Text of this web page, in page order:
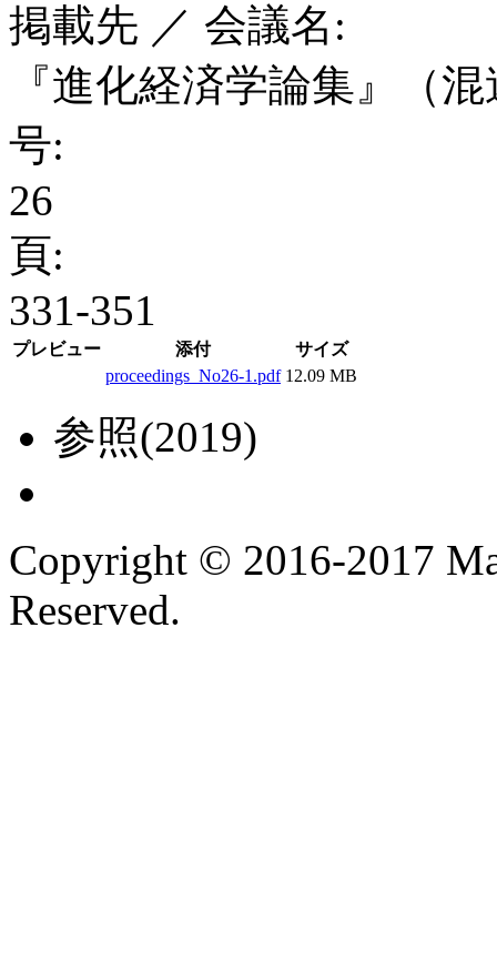
掲載先 ／ 会議名:
『進化経済学論集』（
号:
26
頁:
331-351
プレビュー 添付
サイズ
proceedings_No26-1.pdf 12.09 MB
参照(2019)
Copyright © 2016-2017
Reserved.